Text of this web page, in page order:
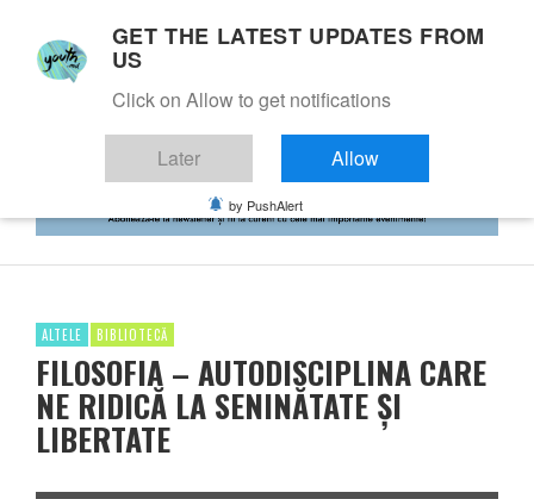
ALTELE BIBLIOTECĂ
FILOSOFIA – AUTODISCIPLINA CARE
NE RIDICĂ LA SENINĂTATE ȘI
LIBERTATE
GET THE LATEST UPDATES FROM
US
Click on Allow to get notifications
Later Allow
by PushAlert